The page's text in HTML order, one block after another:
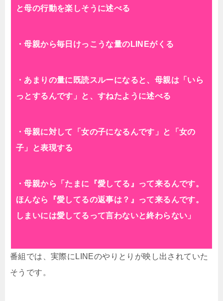
と母の行動を楽しそうに述べる
・母親から毎日けっこうな量のLINEがくる
・あまりの量に既読スルーになると、母親は「いら
っとするんです」と、すねたように述べる
・母親に対して「女の子になるんです」と「女の
子」と表現する
・母親から「たまに『愛してる』って来るんです。
ほんなら『愛してるの返事は？』って来るんです。
しまいには愛してるって言わないと終わらない」
番組では、実際にLINEのやりとりが映し出されていた
そうです。